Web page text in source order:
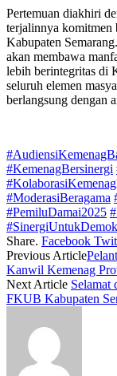
Pertemuan diakhiri
terjalinnya komitmen
Kabupaten
akan membawa
lebih berintegritas di
seluruh elemen
berlangsung dengan
#KemenagBersinergi
#ModerasiBeragama
#PemiluDamai2025
Share. Facebook
Previous Article
Kanwil Kemenag
Next Article Selamat
FKUB Kabupaten